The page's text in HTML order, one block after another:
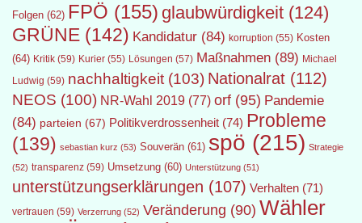
Folgen (62) FPÖ (155) glaubwürdigkeit (124)
GRÜNE (142) Kandidatur (84) korruption (55) Kosten
(64) Kritik (59) Kurier (55) Lösungen (57) Maßnahmen (89) Michael
Ludwig (59) nachhaltigkeit (103) Nationalrat (112)
NEOS (100) NR-Wahl 2019 (77) orf (95) Pandemie
(84) parteien (67) Politikverdrossenheit (74) Probleme
(139) sebastian kurz (53) Souverän (61) spö (215) Strategie
(52) transparenz (59) Umsetzung (60) Unterstützung (51)
unterstützungserklärungen (107) Verhalten (71)
vertrauen (59) Verzerrung (52) Veränderung (90) Wähler